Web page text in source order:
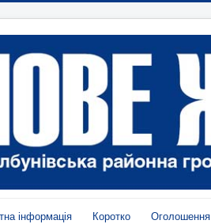
інформація Коротко Оголошення